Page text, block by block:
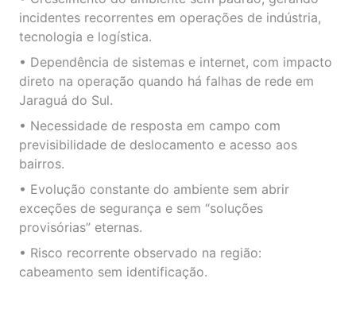
incidentes recorrentes em operações de indústria,
tecnologia e logística.
• Dependência de sistemas e internet, com impacto
direto na operação quando há falhas de rede em
Jaraguá do Sul.
• Necessidade de resposta em campo com
previsibilidade de deslocamento e acesso aos
bairros.
• Evolução constante do ambiente sem abrir
exceções de segurança e sem “soluções
provisórias” eternas.
• Risco recorrente observado na região:
cabeamento sem identificação.